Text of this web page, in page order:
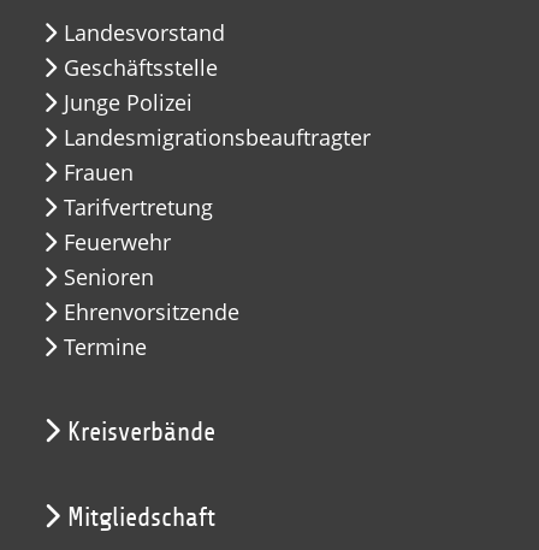
Landesvorstand
Geschäftsstelle
Junge Polizei
Landesmigrationsbeauftragter
Frauen
Tarifvertretung
Feuerwehr
Senioren
Ehrenvorsitzende
Termine
Kreisverbände
Mitgliedschaft